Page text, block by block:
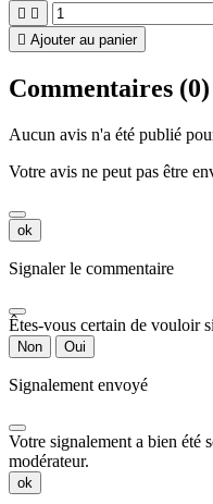
 
 Ajouter au panier
Commentaires (0)
Aucun avis n'a été publié
Votre avis ne peut pas être
ok
Signaler le commentaire
Êtes-vous certain de vouloir
Non Oui
Signalement envoyé
Votre signalement a bien été
modérateur.
ok